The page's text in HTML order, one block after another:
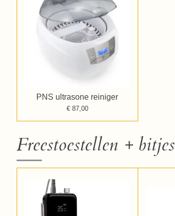
PNS ultrasone reiniger
€ 87,00
Freestoestellen + bitjes